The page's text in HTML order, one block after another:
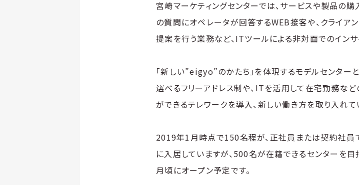
宮崎マーケティングセンターでは、サービスや製品の
の質問にオペレータが回答するWEB接客や、クライア
提案を行う業務など、ITツールによる非対面でのインサ
「新しい”eigyo”のかたち」を体現するモデルセンター
選べるフリーアドレス制や、ITを活用して在宅勤務な
ができるテレワークを導入、新しい働き方を取り入れて
2019年1月時点で150名程が、正社員または契約社員
に入居していますが、500名が在籍できるセンターを
月頃にオープン予定です。